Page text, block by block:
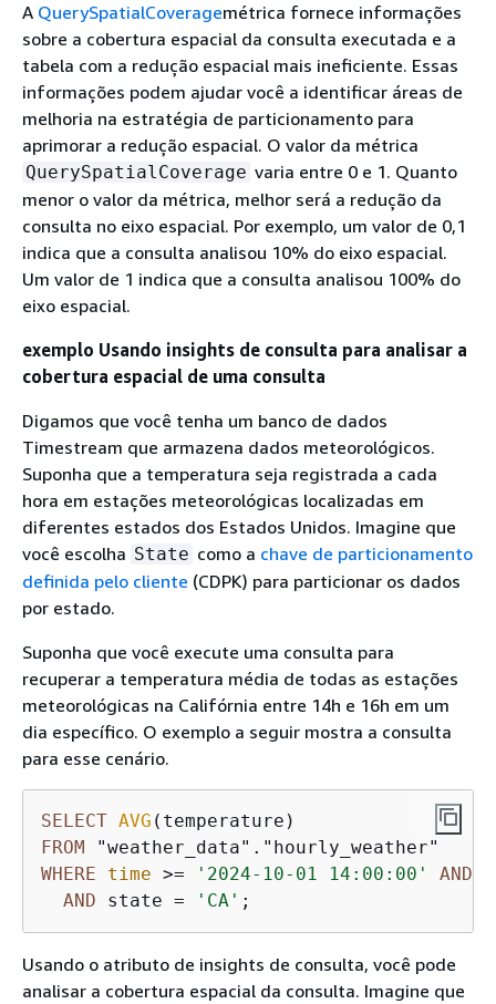
A QuerySpatialCoveragemétrica fornece informações
sobre a cobertura espacial da consulta executada e a
tabela com a redução espacial mais ineficiente. Essas
informações podem ajudar você a identificar áreas de
melhoria na estratégia de particionamento para
aprimorar a redução espacial. O valor da métrica
QuerySpatialCoverage varia entre 0 e 1. Quanto
menor o valor da métrica, melhor será a redução da
consulta no eixo espacial. Por exemplo, um valor de 0,1
indica que a consulta analisou 10% do eixo espacial.
Um valor de 1 indica que a consulta analisou 100% do
eixo espacial.
exemplo Usando insights de consulta para analisar a
cobertura espacial de uma consulta
Digamos que você tenha um banco de dados
Timestream que armazena dados meteorológicos.
Suponha que a temperatura seja registrada a cada
hora em estações meteorológicas localizadas em
diferentes estados dos Estados Unidos. Imagine que
você escolha State como a chave de particionamento
definida pelo cliente (CDPK) para particionar os dados
por estado.
Suponha que você execute uma consulta para
recuperar a temperatura média de todas as estações
meteorológicas na Califórnia entre 14h e 16h em um
dia específico. O exemplo a seguir mostra a consulta
para esse cenário.
SELECT AVG
FROM
WHERE
time >= '2024-10-01 14:00:00' AND
AND state = 'CA' ;
Usando o atributo de insights de consulta, você pode
analisar a cobertura espacial da consulta. Imagine que